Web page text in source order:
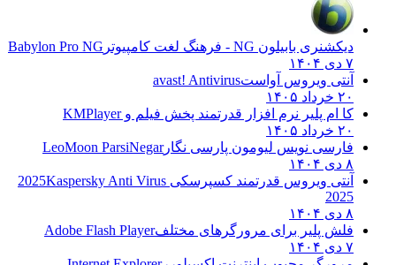
دیکشنری بابیلون NG - فرهنگ لغت کامپیوتر
Babylon Pro NG
۷ دی ۱۴۰۴
آنتی ویروس آواستavast! Antivirus
۲۰ خرداد ۱۴۰۵
کا ام پلیر نرم افزار قدرتمند پخش فیلم وKMPlayer
۲۰ خرداد ۱۴۰۵
فارسی نویس لیومون پارسی نگارLeoMoon ParsiNegar
۸ دی ۱۴۰۴
آنتی ویروس قدرتمند کسپرسکی 2025 Kaspersky Anti Virus
2025
۸ دی ۱۴۰۴
فلش پلیر برای مرورگرهای مختلفAdobe Flash Player
۷ دی ۱۴۰۴